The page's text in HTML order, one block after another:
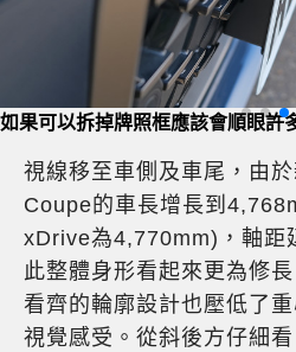
車頭上的雙腎形水箱罩向下延伸至
視線移至車側及車尾，由
Coupe的車長增長到
xDrive為4,770mm)，軸距
此整體身形看起來更為修
看齊的輪廓設計也壓低了
視覺感受。從斜後方仔細